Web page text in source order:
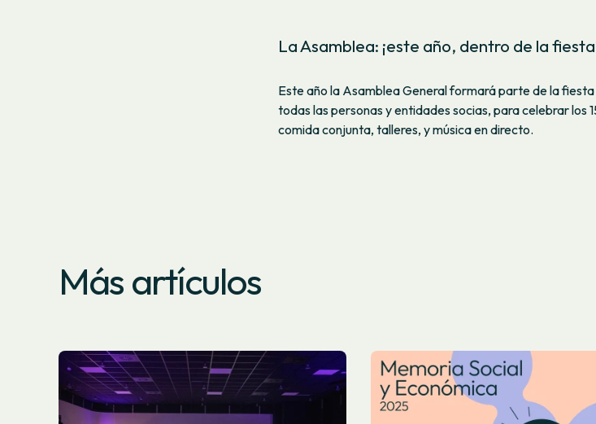
La Asamblea: ¡este año, dentro de la
Este año la Asamblea General formará parte de la
todas las personas y entidades socias, para celebrar los
comida conjunta, talleres, y música en directo.
Más artículos